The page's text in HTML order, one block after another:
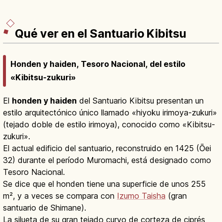
Qué ver en el Santuario Kibitsu
Honden y haiden, Tesoro Nacional, del estilo
«Kibitsu-zukuri»
El honden y haiden del Santuario Kibitsu presentan un
estilo arquitectónico único llamado «hiyoku irimoya-zukuri»
(tejado doble de estilo irimoya), conocido como «Kibitsu-
zukuri».
El actual edificio del santuario, reconstruido en 1425 (Ōei
32) durante el período Muromachi, está designado como
Tesoro Nacional.
Se dice que el honden tiene una superficie de unos 255
m², y a veces se compara con Izumo Taisha (gran
santuario de Shimane).
La silueta de su gran tejado curvo de corteza de ciprés